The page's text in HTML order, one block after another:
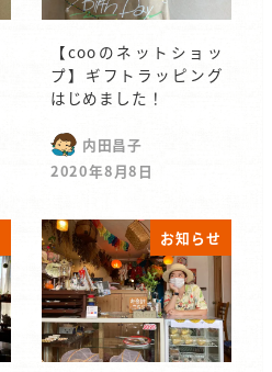
【cooのネットショッ
プ】ギフトラッピング
はじめました！
内田昌子
2020年8月8日
お知らせ